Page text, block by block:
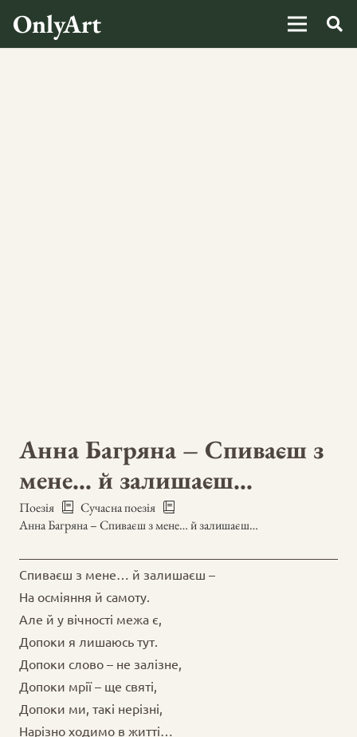
OnlyArt
Анна Багряна – Спиваєш з
мене… й залишаєш…
Поезія
Сучасна поезія
Анна Багряна – Спиваєш з мене… й залишаєш…
Спиваєш з мене… й залишаєш –
На осміяння й самоту.
Але й у вічності межа є,
Допоки я лишаюсь тут.
Допоки слово – не залізне,
Допоки мрії – ще святі,
Допоки ми, такі нерізні,
Нарізно ходимо в житті…